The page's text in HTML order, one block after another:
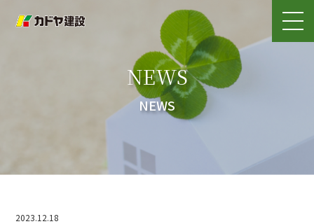
NEWS
NEWS
2023.12.18